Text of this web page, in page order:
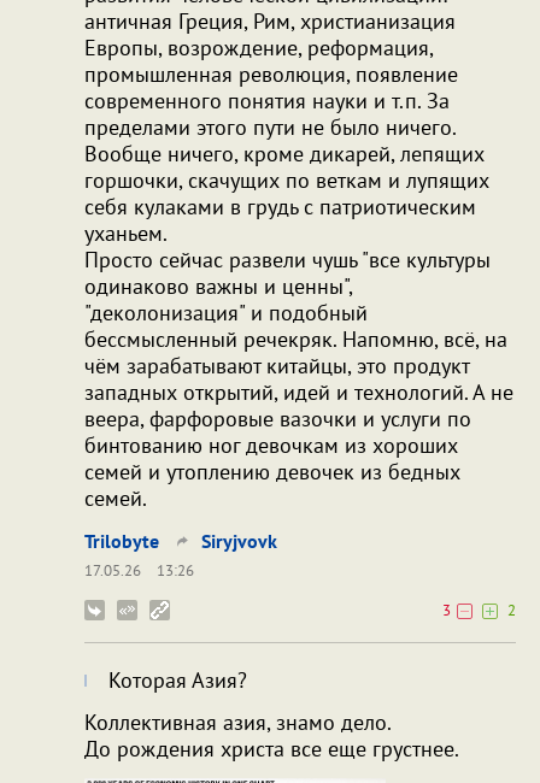
античная Греция, Рим, христианизация
Европы, возрождение, реформация,
промышленная революция, появление
современного понятия науки и т.п. За
пределами этого пути не было ничего.
Вообще ничего, кроме дикарей, лепящих
горшочки, скачущих по веткам и лупящих
себя кулаками в грудь с патриотическим
уханьем.
Просто сейчас развели чушь "все культуры
одинаково важны и ценны",
"деколонизация" и подобный
бессмысленный речекряк. Напомню, всё, на
чём зарабатывают китайцы, это продукт
западных открытий, идей и технологий. А не
веера, фарфоровые вазочки и услуги по
бинтованию ног девочкам из хороших
семей и утоплению девочек из бедных
семей.
Trilobyte Siryjvovk
17.05.26
13:26
3
2
Которая Азия?
Коллективная азия, знамо дело.
До рождения христа все еще грустнее.